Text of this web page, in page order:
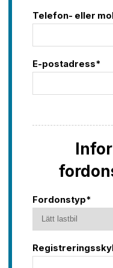
Telefon- eller
E-postadress*
Fordonstyp*